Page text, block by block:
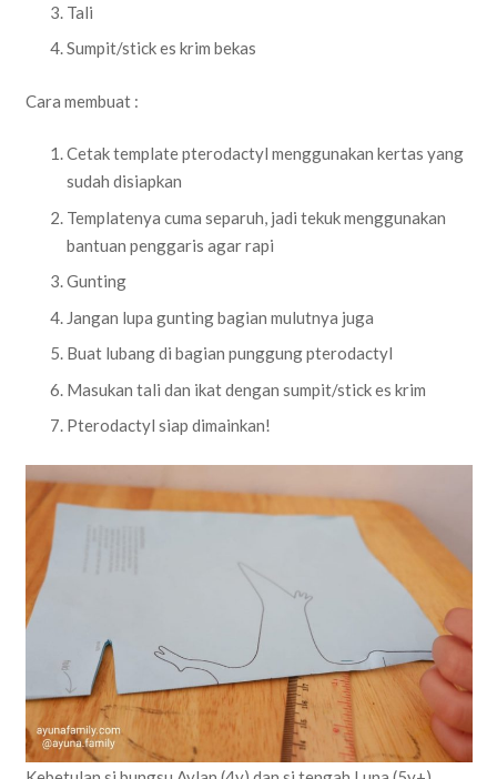
Tali
Sumpit/stick es krim bekas
Cara membuat :
Cetak template pterodactyl menggunakan kertas yang
sudah disiapkan
Templatenya cuma separuh, jadi tekuk menggunakan
bantuan penggaris agar rapi
Gunting
Jangan lupa gunting bagian mulutnya juga
Buat lubang di bagian punggung pterodactyl
Masukan tali dan ikat dengan sumpit/stick es krim
Pterodactyl siap dimainkan!